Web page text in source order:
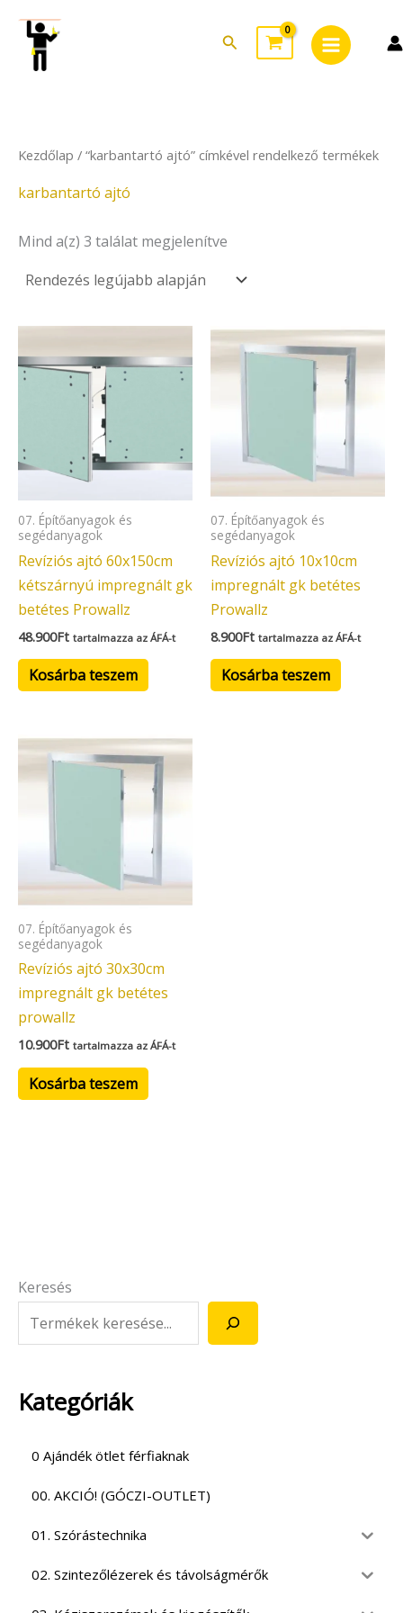
content
Search
Menu
Keresés
Kategóriák
0 Ajándék ötlet férfiaknak
00. AKCIÓ! (GÓCZI-OUTLET)
01. Szórástechnika
02. Szintezőlézerek és távolságmérők
Kezdőlap / “karbantartó ajtó” címkével rendelkező termékek
karbantartó ajtó
Mind a(z) 3 találat megjelenítve
latest
07. Építőanyagok és
segédanyagok
Revíziós ajtó 60x150cm
kétszárnyú impregnált gk
betétes Prowallz
48.900Ft tartalmazza az ÁFÁ-t
Kosárba teszem
07. Építőanyagok és
segédanyagok
Revíziós ajtó 10x10cm
impregnált gk betétes
Prowallz
8.900Ft tartalmazza az ÁFÁ-t
Kosárba teszem
07. Építőanyagok és
segédanyagok
Revíziós ajtó 30x30cm
impregnált gk betétes
prowallz
10.900Ft tartalmazza az ÁFÁ-t
Kosárba teszem